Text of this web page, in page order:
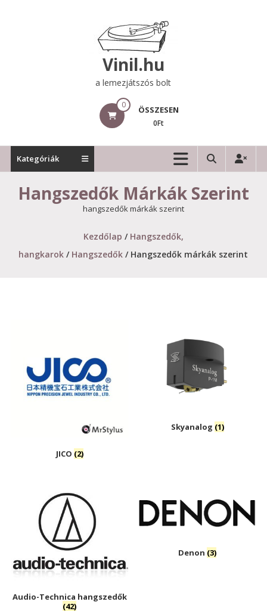
Vinil.hu
a lemezjátszós bolt
0 ÖSSZESEN
0Ft
Kategóriák
Hangszedők Márkák Szerint
hangszedők márkák szerint
Kezdőlap / Hangszedők,
hangkarok / Hangszedők / Hangszedők márkák szerint
JICO (2)
Skyanalog (1)
Audio-Technica hangszedők
(42)
Denon (3)